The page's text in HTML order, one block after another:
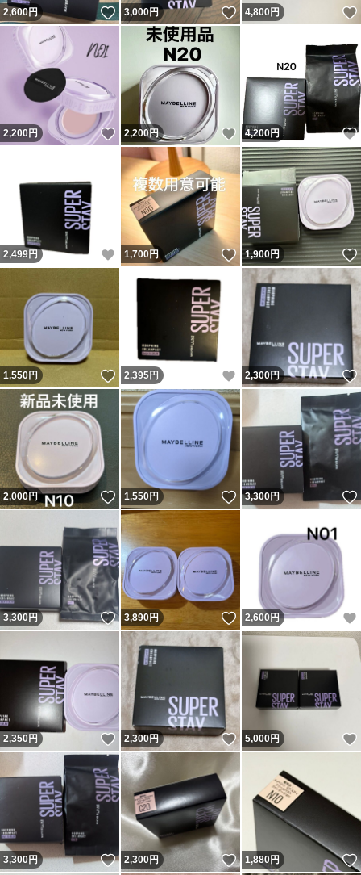
2,600円 いいね！
3,000円 いいね！
4,800円
2,200円 いいね！
2,200円 いいね！
4,200円
2,499円 いいね！
1,700円 いいね！
1,900円
1,550円 いいね！
2,395円 いいね！
2,300円
2,000円 いいね！
1,550円 いいね！
3,300円
3,300円 いいね！
3,890円 いいね！
2,600円
2,350円 いいね！
2,300円 いいね！
5,000円
3,300円 いいね！
2,300円 いいね！
1,880円